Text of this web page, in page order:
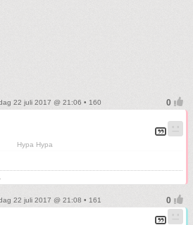
22 juli 2017 @ 21:06 • 160
Hypa Hypa
22 juli 2017 @ 21:08 • 161